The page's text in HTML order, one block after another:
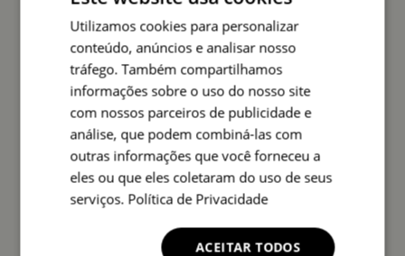
afecta a qualidade do produto nem constitui
fundamento para reclamação.
Utilizamos cookies para personalizar
conteúdo, anúncios e analisar nosso
tráfego. Também compartilhamos
informações sobre o uso do nosso site
com nossos parceiros de publicidade e
análise, que podem combiná-las com
outras informações que você forneceu a
eles ou que eles coletaram do uso de seus
serviços. Política de Privacidade
ACEITAR TODOS